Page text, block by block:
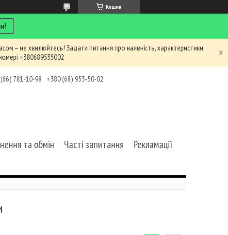
Кошик
– не хвилюйтесь! Задати питання про наявність, характеристики,
+380689535002
781-10-98 +380 (68) 953-50-02
та обмін Часті запитання
Рекламації